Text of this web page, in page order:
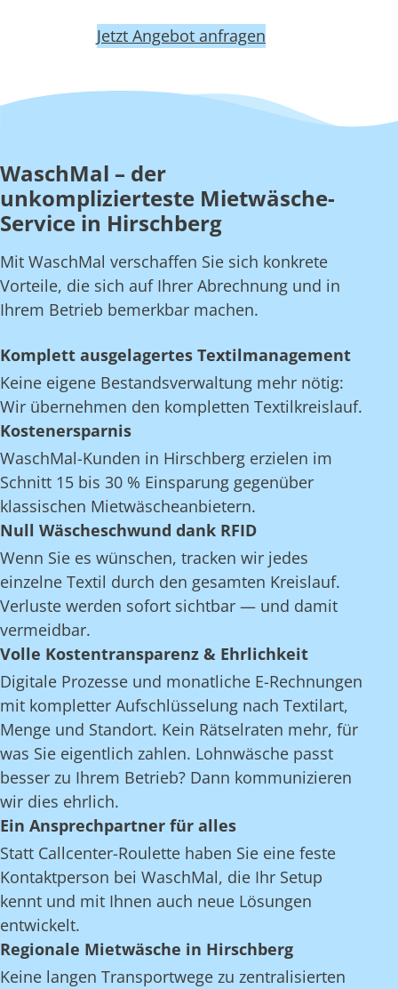
Jetzt Angebot anfragen
WaschMal – der
unkomplizierteste Mietwäsche-
Service in Hirschberg
Mit WaschMal verschaffen Sie sich konkrete
Vorteile, die sich auf Ihrer Abrechnung und in
Ihrem Betrieb bemerkbar machen.
Komplett ausgelagertes Textilmanagement
Keine eigene Bestandsverwaltung mehr nötig:
Wir übernehmen den kompletten Textilkreislauf.
Kostenersparnis
WaschMal-Kunden in Hirschberg erzielen im
Schnitt 15 bis 30 % Einsparung gegenüber
klassischen Mietwäscheanbietern.
Null Wäscheschwund dank RFID
Wenn Sie es wünschen, tracken wir jedes
einzelne Textil durch den gesamten Kreislauf.
Verluste werden sofort sichtbar — und damit
vermeidbar.
Volle Kostentransparenz & Ehrlichkeit
Digitale Prozesse und monatliche E-Rechnungen
mit kompletter Aufschlüsselung nach Textilart,
Menge und Standort. Kein Rätselraten mehr, für
was Sie eigentlich zahlen. Lohnwäsche passt
besser zu Ihrem Betrieb? Dann kommunizieren
wir dies ehrlich.
Ein Ansprechpartner für alles
Statt Callcenter-Roulette haben Sie eine feste
Kontaktperson bei WaschMal, die Ihr Setup
kennt und mit Ihnen auch neue Lösungen
entwickelt.
Regionale Mietwäsche in Hirschberg
Keine langen Transportwege zu zentralisierten